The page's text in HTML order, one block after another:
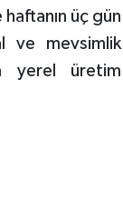
üç gün
ve mevsimlik
yerel üretim